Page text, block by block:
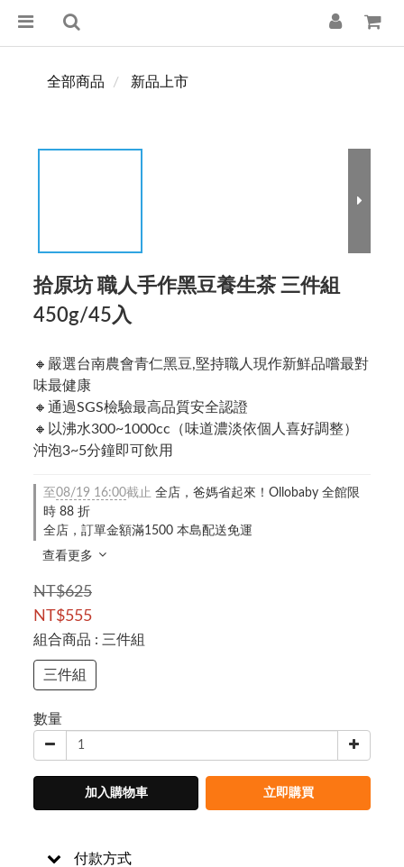
全部商品 新品上市
拾原坊 職人手作黑豆養生茶 三件組
450g/45入
🔸嚴選台南農會青仁黑豆,堅持職人現作新鮮品嚐最對
味最健康
🔸通過SGS檢驗最高品質安全認證
🔸以沸水300~1000cc（味道濃淡依個人喜好調整）
沖泡3~5分鐘即可飲用
至08/19 16:00截止 全店，爸媽省起來！Ollobaby 全館限
時 88 折
全店，訂單金額滿1500 本島配送免運
查看更多
NT$625
NT$555
組合商品 : 三件組
三件組
數量
加入購物車 立即購買
付款方式